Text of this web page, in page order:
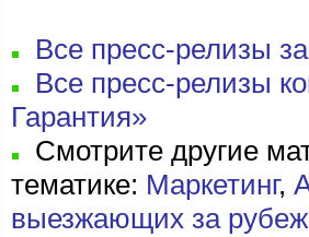
Все пресс-релизы
Все пресс-релизы
Гарантия»
Смотрите другие
тематике: Маркетинг,
выезжающих за рубеж